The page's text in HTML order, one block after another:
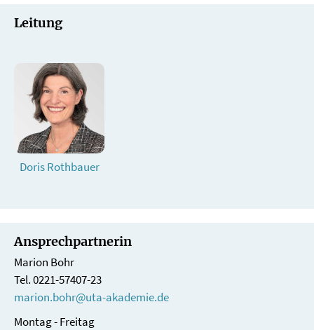
Leitung
Doris Rothbauer
Ansprechpartnerin
Marion Bohr
Tel. 0221-57407-23
marion.bohr@uta-akademie.de
Montag - Freitag